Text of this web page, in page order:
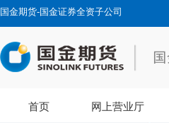
国金期货-国金证券全资子公司
首页 网上营业厅